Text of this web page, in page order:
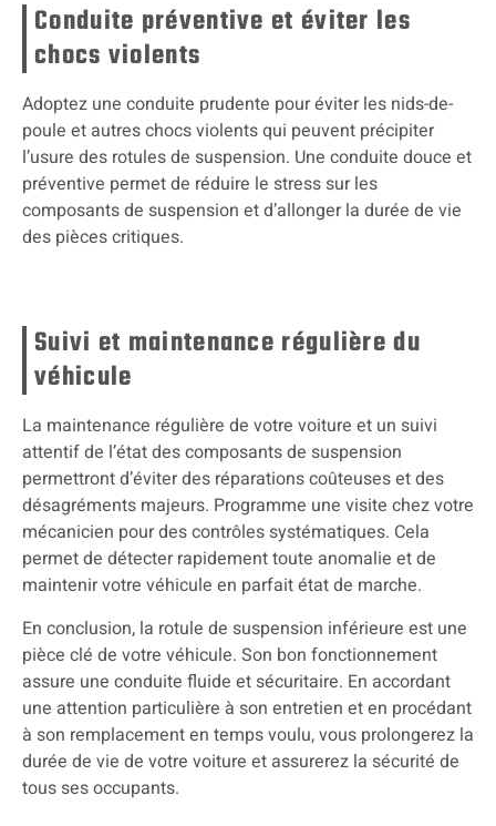
Conduite préventive et éviter les
chocs violents
Adoptez une conduite prudente pour éviter les nids-de-
poule et autres chocs violents qui peuvent précipiter
l’usure des rotules de suspension. Une conduite douce et
préventive permet de réduire le stress sur les
composants de suspension et d’allonger la durée de vie
des pièces critiques.
Suivi et maintenance régulière du
véhicule
La maintenance régulière de votre voiture et un suivi
attentif de l’état des composants de suspension
permettront d’éviter des réparations coûteuses et des
désagréments majeurs. Programme une visite chez votre
mécanicien pour des contrôles systématiques. Cela
permet de détecter rapidement toute anomalie et de
maintenir votre véhicule en parfait état de marche.
En conclusion, la rotule de suspension inférieure est une
pièce clé de votre véhicule. Son bon fonctionnement
assure une conduite fluide et sécuritaire. En accordant
une attention particulière à son entretien et en procédant
à son remplacement en temps voulu, vous prolongerez la
durée de vie de votre voiture et assurerez la sécurité de
tous ses occupants.